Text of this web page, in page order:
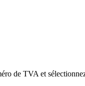
de TVA et